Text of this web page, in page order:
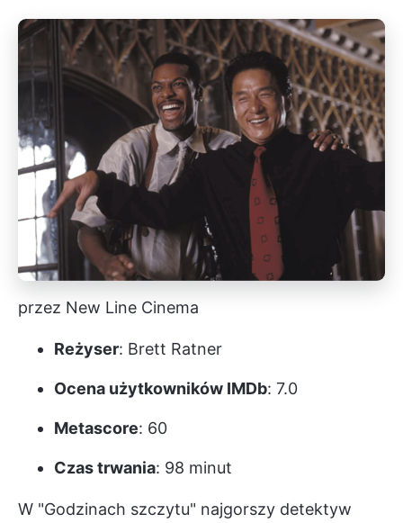
przez New Line Cinema
Reżyser: Brett Ratner
Ocena użytkowników IMDb: 7.0
Metascore: 60
Czas trwania: 98 minut
W "Godzinach szczytu" najgorszy detektyw